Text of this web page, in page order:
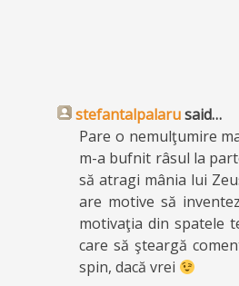
stefantalpalarusaid…
Pare o nemulţumire
m-a bufnit râsul la
să atragi mânia lui
are motive să
motivaţia din spatele
care să şteargă
spin, dacă vrei